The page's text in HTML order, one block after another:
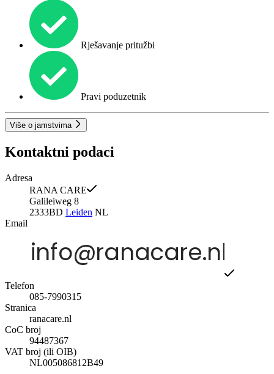
Rješavanje pritužbi
Pravi poduzetnik
Više o jamstvima
Kontaktni podaci
Adresa
RANA CARE
Galileiweg 8
2333BD Leiden NL
Email
Telefon
085-7990315
Stranica
ranacare.nl
CoC broj
94487367
VAT broj (ili OIB)
NL005086812B49